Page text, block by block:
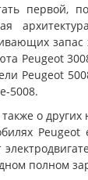
первой,
Peugeot
Peugeot
5008.
о
полном